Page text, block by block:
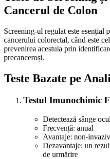
Cancerul de Colon
Screening-ul regulat este esențial
cancerului colorectal, când este
prevenirea acestuia prin
precanceroși.
Teste Bazate pe
Testul Imunochimic
Detectează sânge
Frecvență: anual
Avantaje: non-
Dezavantaje: un
de urmărire